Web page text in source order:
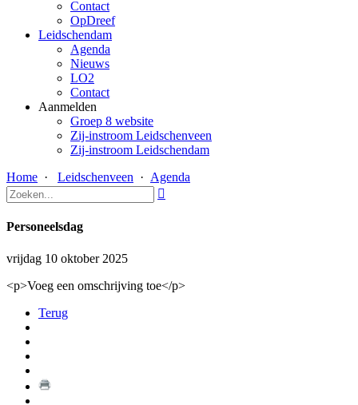
Contact
OpDreef
Leidschendam
Agenda
Nieuws
LO2
Contact
Aanmelden
Groep 8 website
Zij-instroom Leidschenveen
Zij-instroom Leidschendam
Home · Leidschenveen · Agenda

Personeelsdag
vrijdag 10 oktober 2025
<p>Voeg een omschrijving toe</p>
Terug